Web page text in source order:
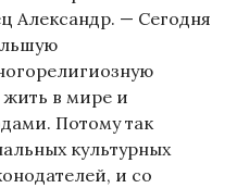
Александр. — Сегодня
в мире и
Потому так
культурных
и со